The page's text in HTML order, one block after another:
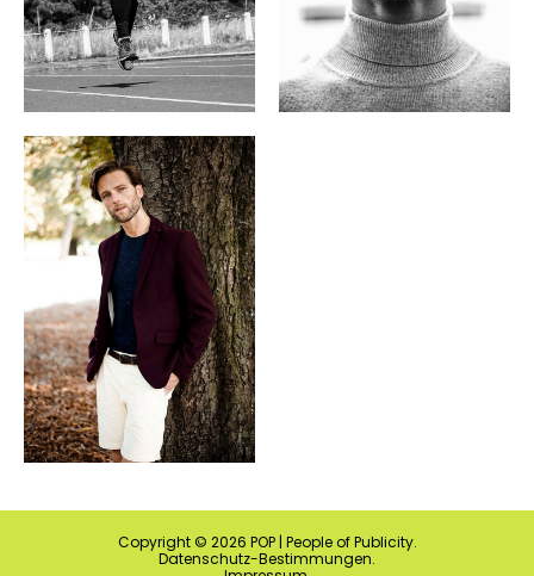
Copyright © 2026 POP | People of Publicity.
Datenschutz-Bestimmungen.